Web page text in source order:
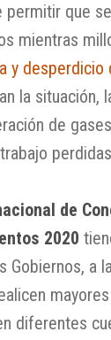
permitir que
mientras
y desperdicio
la situación,
de
de
2020
Gobiernos, a
diferentes